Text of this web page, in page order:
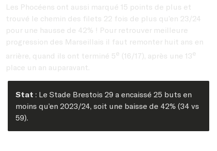
Les Phocéens ont aussi marqué 15 points de plus et
trouvé le chemin des filets 22 fois de plus qu’en 23/24
pour une hausse de 42% ! Pour retrouver meilleure
progression des Marseillais il faut remonter huit ans en
arrière, quand ils ont terminé 5e (16/17), après une 13e
place un an auparavant.
Stat : Le Stade Brestois 29 a encaissé 25 buts en
moins qu’en 2023/24, soit une baisse de 42% (34 vs
59).